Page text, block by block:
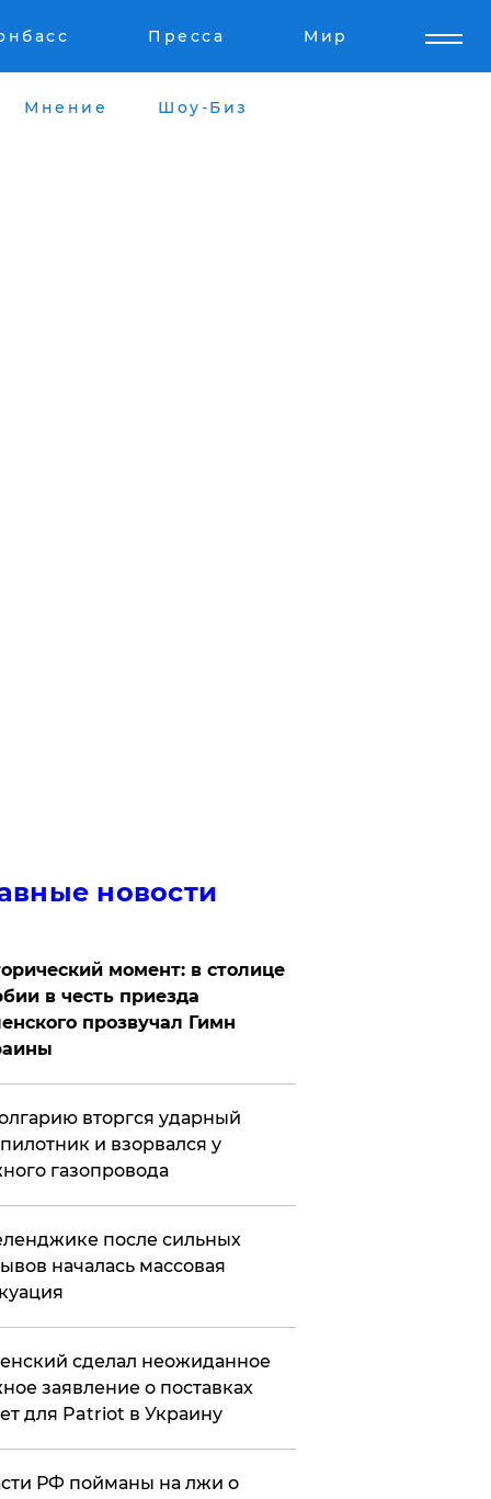
Пресса Мир
Мнение Шоу-Биз
новости
момент: в столице
в честь приезда
прозвучал Гимн
вторгся ударный
и взорвался у
газопровода
после сильных
началась массовая
сделал неожиданное
заявление о поставках
для Patriot в Украину
РФ пойманы на лжи о